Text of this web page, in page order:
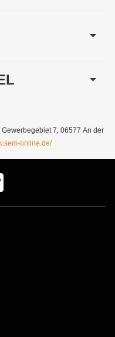
7, 06577 An der
online.de/